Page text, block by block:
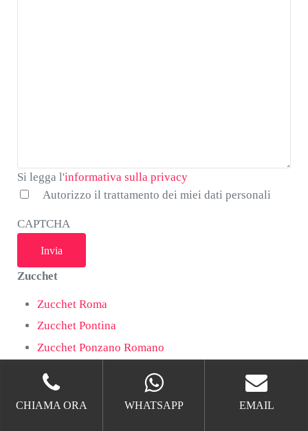
Si legga
l'informativa
privacy*
Si legga l'informativa sulla privacy
Autorizzo il trattamento dei miei dati personali
CAPTCHA
Zucchet
Zucchet Roma
Zucchet Pontina
Zucchet Ponzano Romano
Zucchet Porta Furba
Zucchet Porta Maggiore
CHIAMA ORA WHATSAPP EMAIL